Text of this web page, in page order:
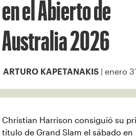
en el Abierto de
Australia 2026
ARTURO KAPETANAKIS | enero
Christian Harrison consiguió su
título de Grand Slam el sábado en